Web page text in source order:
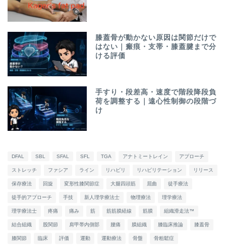
膝蓋骨が動かない原因は関節だけで
はない｜瘢痕・支帯・膝蓋腱まで分
ける評価
手すり・段差高・速度で階段降段負
荷を調整する｜遠心性制御の段階づ
け
DFAL SBL SFAL SFL TGA アナトミートレイン アプローチ
ストレッチ ファシア ライン リハビリ リハビリテーション リリース
保存療法 回旋 変形性膝関節症 大腿四頭筋 屈曲 徒手療法
徒手的アプローチ 手技 新人理学療法士 物理療法 理学療法
理学療法士 疼痛 痛み 筋 筋筋膜経線 筋膜 組織滑走法™
結合組織 股関節 肩甲帯内側部 腰痛 膜組織 膝臨床推論 膝蓋骨
膝関節 臨床 評価 運動 運動療法 骨盤 骨粗鬆症